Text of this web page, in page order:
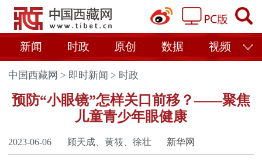
新闻 时政 原创 数据 视频
中国西藏网 > 即时新闻 > 时政
预防“小眼镜”怎样关口前移？——聚焦
儿童青少年眼健康
2023-06-06 顾天成、黄筱、徐壮 新华网